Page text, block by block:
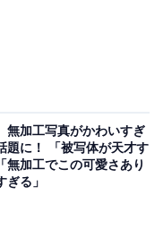
無加工写真がかわいすぎ
題に！ 「被写体が天才す
無加工でこの可愛さあり
ぎる」